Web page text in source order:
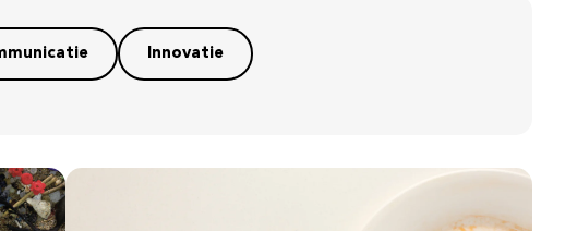
Innovatie